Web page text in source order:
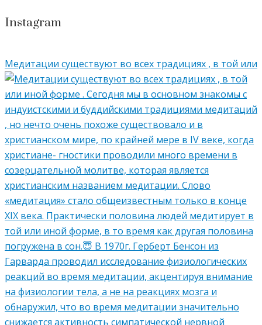
Instagram
Медитации существуют во всех традициях , в той или